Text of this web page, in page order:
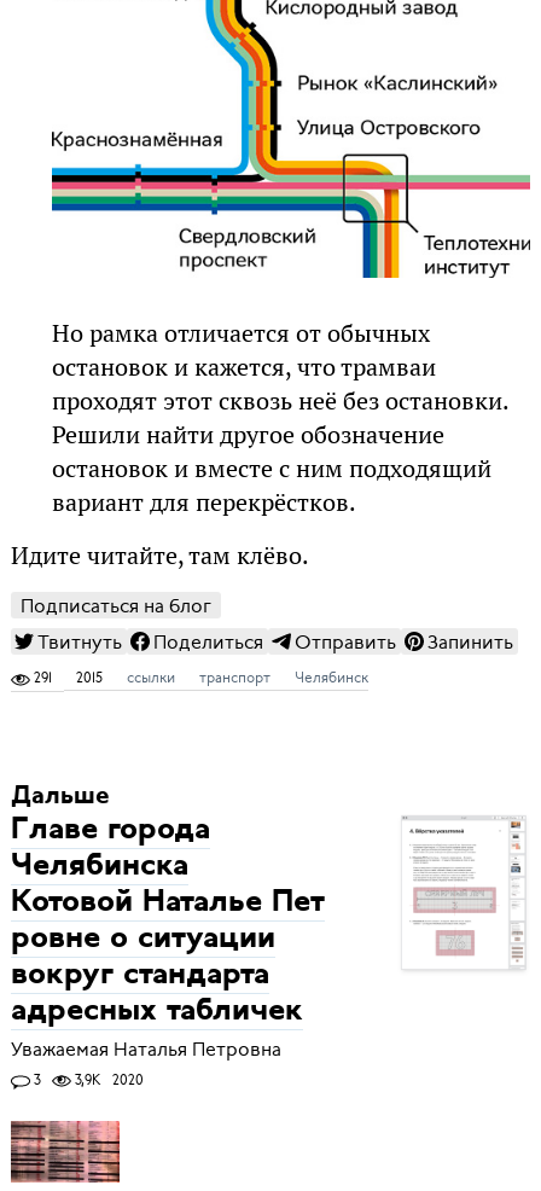
Но рамка отличается от обычных
остановок и кажется, что трамваи
проходят этот сквозь неё без остановки.
Решили найти другое обозначение
остановок и вместе с ним подходящий
вариант для перекрёстков.
Идите читайте, там клёво.
Подписаться на блог
Твитнуть
Поделиться Отправить Запинить
291 2015 ссылки транспорт Челябинск
Дальше
Главе города
Челябинска
Котовой Наталье Пет
ровне о ситуации
вокруг стандарта
адресных табличек
Уважаемая Наталья Петровна
3 3,9K 2020